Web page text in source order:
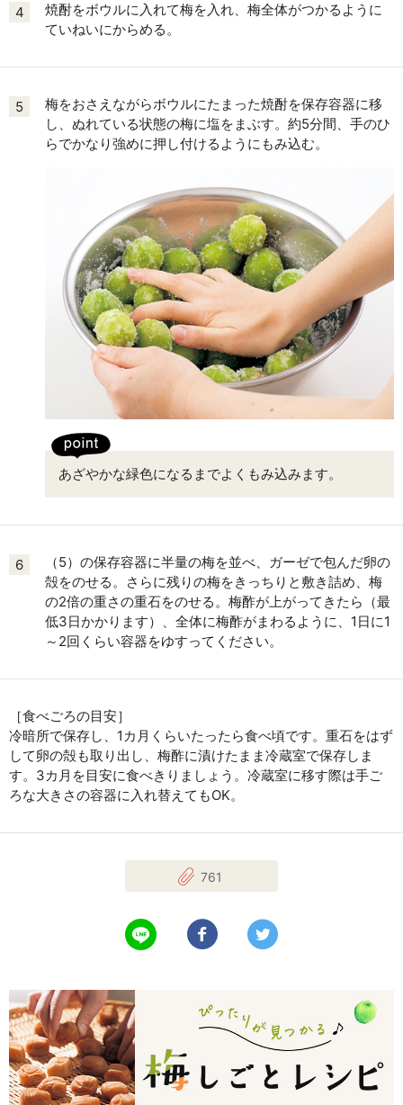
4
焼酎をボウルに入れて梅を入れ、梅全体がつかるように
ていねいにからめる。
5
梅をおさえながらボウルにたまった焼酎を保存容器に移
し、ぬれている状態の梅に塩をまぶす。約5分間、手のひ
らでかなり強めに押し付けるようにもみ込む。
あざやかな緑色になるまでよくもみ込みます。
6
（5）の保存容器に半量の梅を並べ、ガーゼで包んだ卵の
殻をのせる。さらに残りの梅をきっちりと敷き詰め、梅
の2倍の重さの重石をのせる。梅酢が上がってきたら（最
低3日かかります）、全体に梅酢がまわるように、1日に1
～2回くらい容器をゆすってください。
［食べごろの目安］
冷暗所で保存し、1カ月くらいたったら食べ頃です。重石をはず
して卵の殻も取り出し、梅酢に漬けたまま冷蔵室で保存しま
す。3カ月を目安に食べきりましょう。冷蔵室に移す際は手ご
ろな大きさの容器に入れ替えてもOK。
761
LINEで送る Facebookでシェアする